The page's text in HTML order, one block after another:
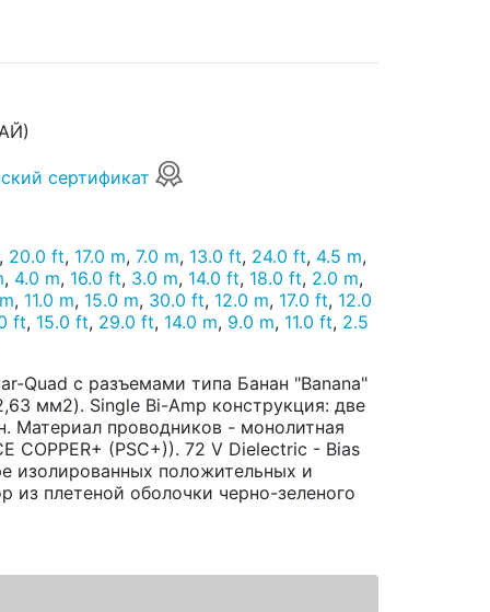
сертификат
, 20.0 ft, 17.0 m, 7.0 m, 13.0 ft, 24.0 ft, 4.5 m,
, 4.0 m, 16.0 ft, 3.0 m, 14.0 ft, 18.0 ft, 2.0 m,
, 11.0 m, 15.0 m, 30.0 ft, 12.0 m, 17.0 ft, 12.0
ft, 15.0 ft, 29.0 ft, 14.0 m, 9.0 m, 11.0 ft, 2.5
Quad с разъемами типа Банан "Banana"
мм2). Single Bi-Amp конструкция: две
Материал проводников - монолитная
COPPER+ (PSC+)). 72 V Dielectric - Bias
изолированных положительных и
из плетеной оболочки черно-зеленого